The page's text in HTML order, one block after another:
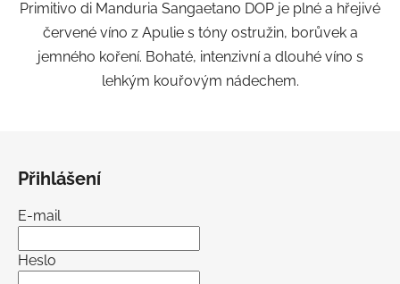
Primitivo di Manduria Sangaetano DOP je plné a hřejivé
červené víno z Apulie s tóny ostružin, borůvek a
jemného koření. Bohaté, intenzivní a dlouhé víno s
lehkým kouřovým nádechem.
Přihlášení
E-mail
Heslo